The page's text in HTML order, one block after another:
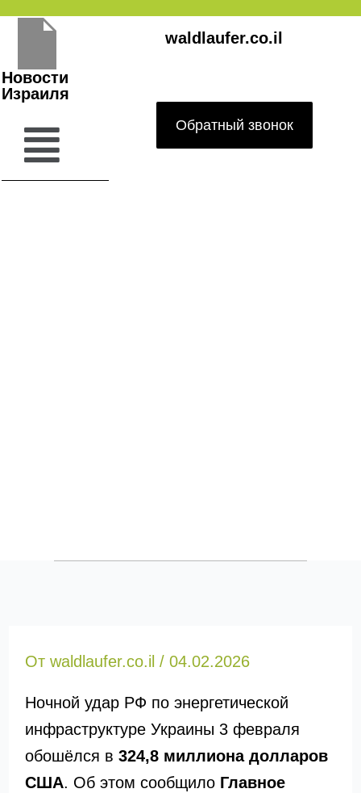
Перейти
содержимому
waldlaufer.co.il
Новости
Израиля
Обратный звонок
От waldlaufer.co.il / 04.02.2026
Ночной удар РФ по энергетической
инфраструктуре Украины 3 февраля
обошёлся в 324,8 миллиона долларов
США. Об этом сообщило Главное